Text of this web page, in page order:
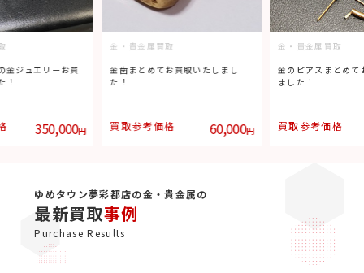
金ジュエリーお買
！
350,000円
金・貴金属買取
金歯まとめてお買取いたしまし
た！
買取参考価格 60,000円
金・貴金属買取
金のピアスまとめて
ました！
買取参考価格
ゆめタウン夢彩都店の金・貴金属の
最新買取事例
Purchase Results